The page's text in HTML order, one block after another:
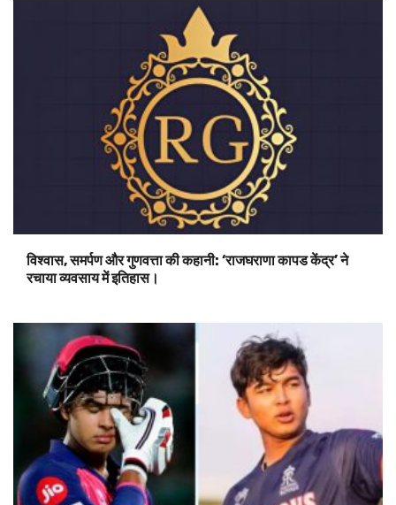
विश्वास, समर्पण और गुणवत्ता की कहानी: ‘राजघराणा कापड केंद्र’ ने
रचाया व्यवसाय में इतिहास।